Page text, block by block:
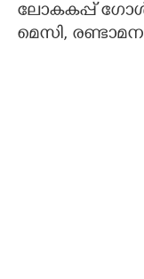
CARTOONS
ലോകകപ്പ്
മെസി,